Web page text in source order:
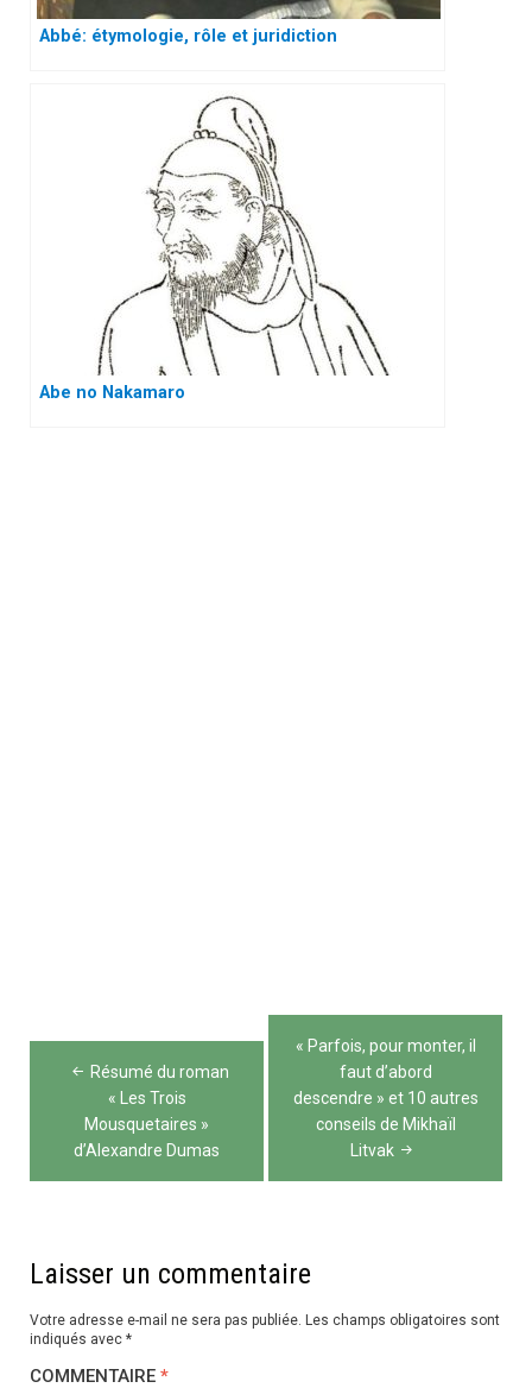
Abbé: étymologie, rôle et juridiction
Abe no Nakamaro
Navigation
l’article
Résumé du roman
« Les Trois
Mousquetaires »
d’Alexandre Dumas
« Parfois, pour monter, il
faut d’abord
descendre » et 10 autres
conseils de Mikhaïl
Litvak
Laisser un commentaire
Votre adresse e-mail ne sera pas publiée. Les champs obligatoires sont
indiqués avec *
COMMENTAIRE *